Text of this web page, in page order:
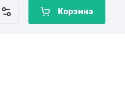
Корзина